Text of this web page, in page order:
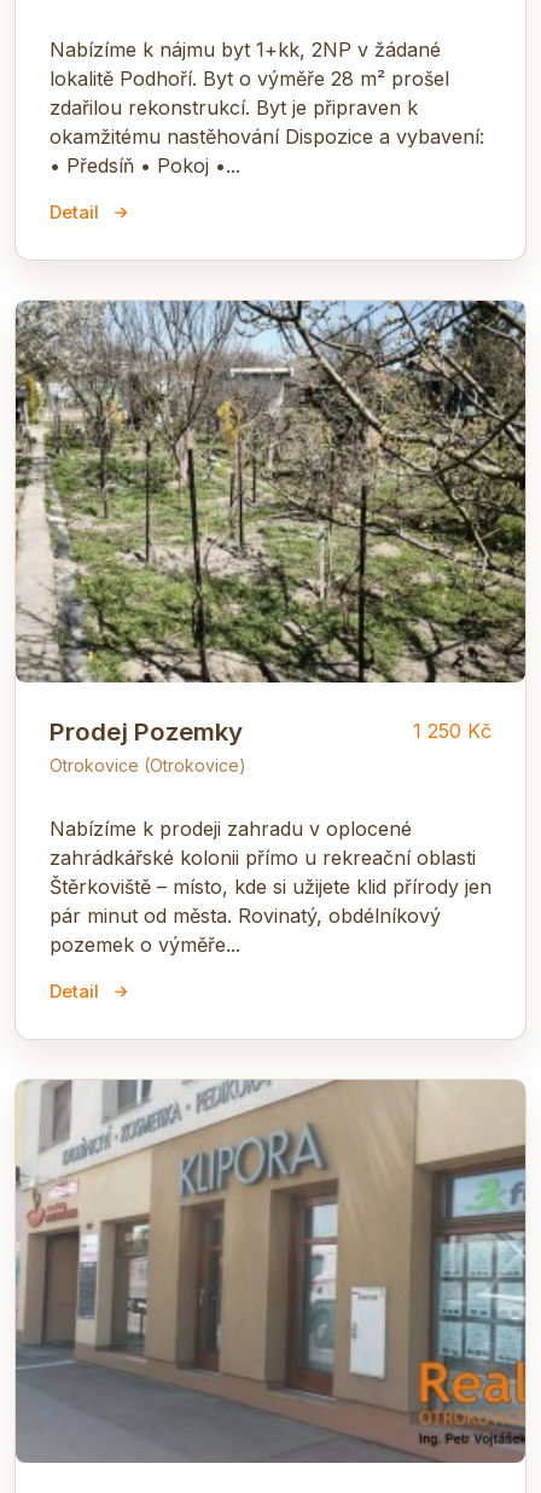
Nabízíme k nájmu byt 1+kk, 2NP v žádané
lokalitě Podhoří. Byt o výměře 28 m² prošel
zdařilou rekonstrukcí. Byt je připraven k
okamžitému nastěhování Dispozice a vybavení:
• Předsíň • Pokoj •...
Detail
Prodej Pozemky
Otrokovice (Otrokovice)
1 250 Kč
Nabízíme k prodeji zahradu v oplocené
zahrádkářské kolonii přímo u rekreační oblasti
Štěrkoviště – místo, kde si užijete klid přírody jen
pár minut od města. Rovinatý, obdélníkový
pozemek o výměře...
Detail